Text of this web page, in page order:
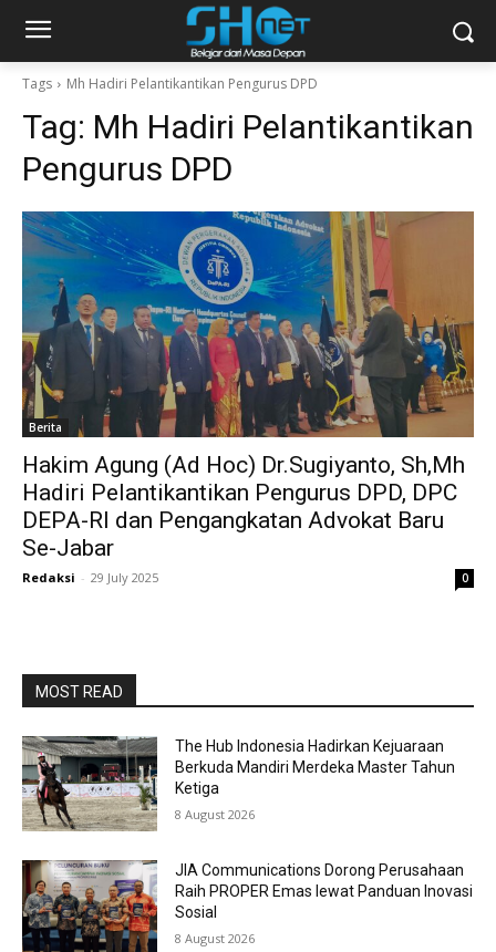
Tags Mh Hadiri Pelantikantikan Pengurus DPD
Tag: Mh Hadiri Pelantikantikan
Pengurus DPD
Berita
Hakim Agung (Ad Hoc) Dr.Sugiyanto, Sh,Mh
Hadiri Pelantikantikan Pengurus DPD, DPC
DEPA-RI dan Pengangkatan Advokat Baru
Se-Jabar
Redaksi - 29 July 2025 0
MOST READ
The Hub Indonesia Hadirkan Kejuaraan
Berkuda Mandiri Merdeka Master Tahun
Ketiga
8 August 2026
JIA Communications Dorong Perusahaan
Raih PROPER Emas lewat Panduan Inovasi
Sosial
8 August 2026